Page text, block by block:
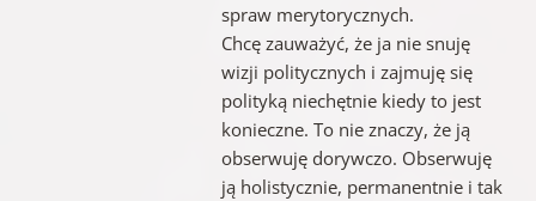
spraw merytorycznych.
Chcę zauważyć, że ja nie snuję
wizji politycznych i zajmuję się
polityką niechętnie kiedy to jest
konieczne. To nie znaczy, że ją
obserwuję dorywczo. Obserwuję
ją holistycznie, permanentnie i tak